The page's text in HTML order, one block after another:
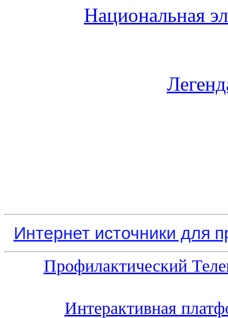
Национальная
Интернет источники для
Профилактический
Интерактивная